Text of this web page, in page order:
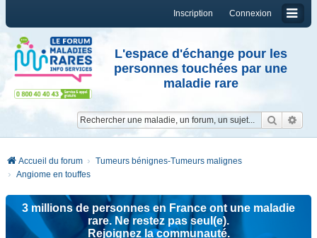
Connexion
Inscription
L'espace d'échange pour les
personnes touchées par une
maladie rare
Accueil du forum
Tumeurs bénignes-Tumeurs malignes
Angiome en touffes
3 millions de personnes en France ont une maladie
rare. Ne restez pas seul(e).
Rejoignez la communauté.